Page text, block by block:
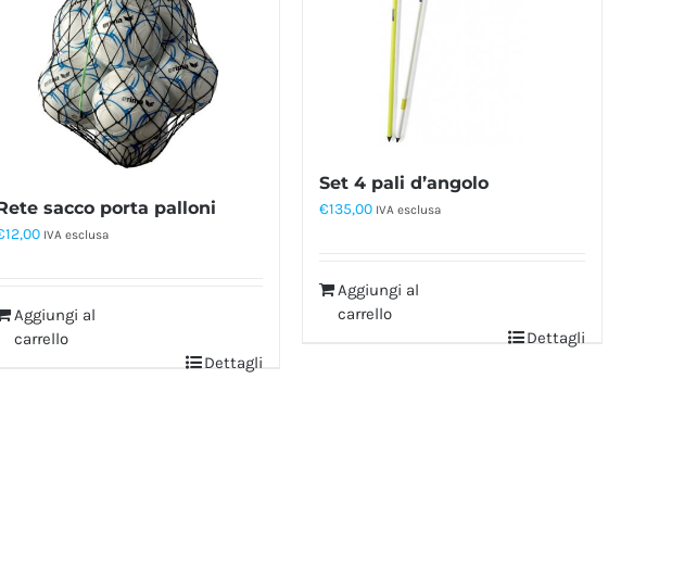
sacco porta palloni
12,00 IVA esclusa
Aggiungi al
carrello
Dettagli
Set 4 pali d’angolo
€135,00 IVA esclusa
Aggiungi al
carrello
Dettagli